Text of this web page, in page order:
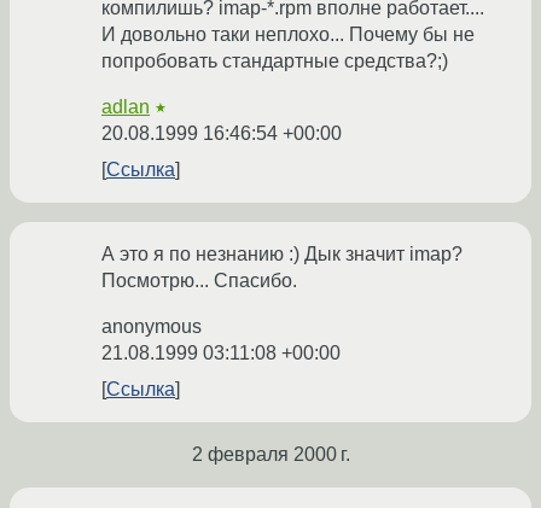
компилишь? imap-*.rpm вполне работает....
И довольно таки неплохо... Почему бы не
попробовать стандартные средства?;)
adlan ★
20.08.1999 16:46:54 +00:00
Ссылка
А это я по незнанию :) Дык значит imap?
Посмотрю... Спасибо.
anonymous
21.08.1999 03:11:08 +00:00
Ссылка
2 февраля 2000 г.